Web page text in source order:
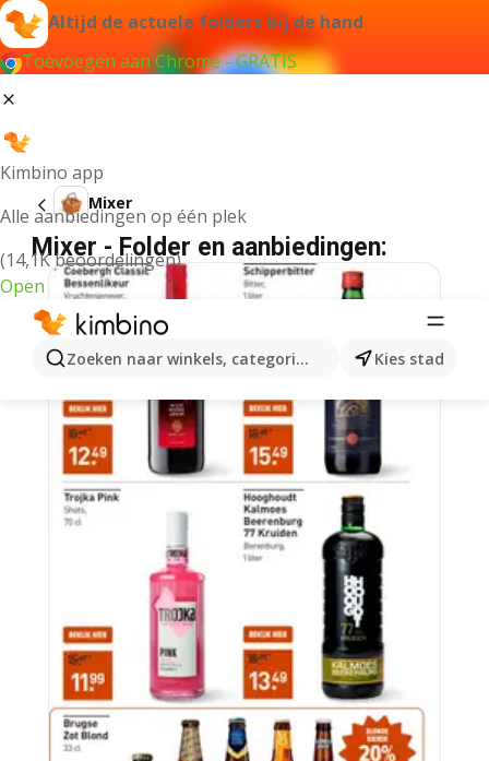
Altijd de actuele folders bij de hand
Toevoegen aan Chrome - GRATIS
Kimbino app
Alle aanbiedingen op één plek
(14,1K beoordelingen)
Open
Zoeken naar winkels, categorieën, producten...
Kies stad
Mixer
Mixer - Folder en aanbiedingen: